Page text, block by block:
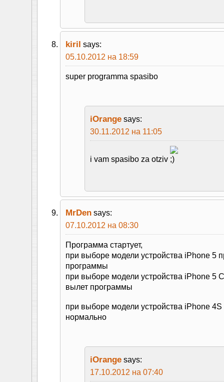
kiril says:
05.10.2012 на 18:59
super programma spasibo
iOrange says:
30.11.2012 на 11:05
i vam spasibo za otziv
MrDen says:
07.10.2012 на 08:30
Программа стартует,
при выборе модели устройства iPhone 5
программы
при выборе модели устройства iPhone 5
вылет программы
при выборе модели устройства iPhone
нормально
iOrange says:
17.10.2012 на 07:40